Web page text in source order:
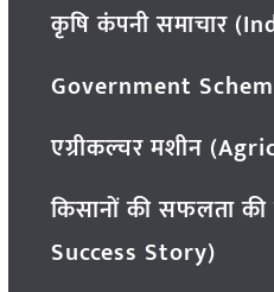
कृषि कंपनी समाचार
Government
एग्रीकल्चर मशीन
किसानों की सफलता
Success Story)